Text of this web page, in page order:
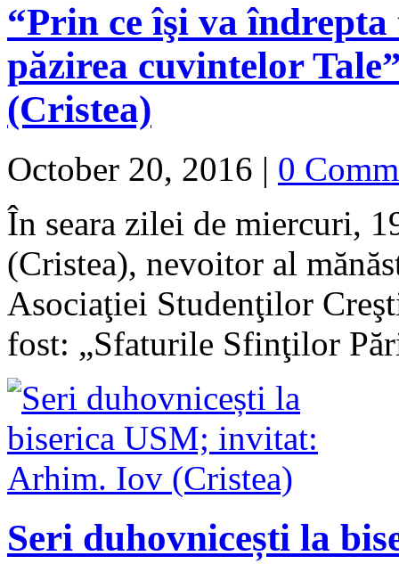
“Prin ce îşi va
păzirea cuvintelor
(Cristea)
October 20, 2016 | 0
În seara zilei de miercuri,
(Cristea), nevoitor al
Asociaţiei Studenţilor
fost: „Sfaturile Sfinţilor
Seri duhovnicești la